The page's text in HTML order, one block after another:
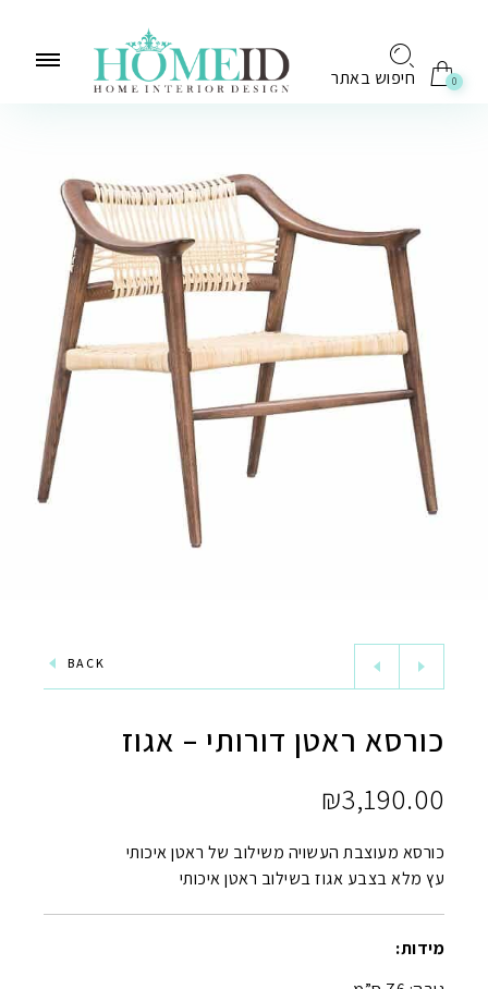
חיפוש באתר 0
BACK
כורסא ראטן דורותי – אגוז
₪3,190.00
כורסא מעוצבת העשויה משילוב של ראטן איכותי
עץ מלא בצבע אגוז בשילוב ראטן איכותי
מידות: